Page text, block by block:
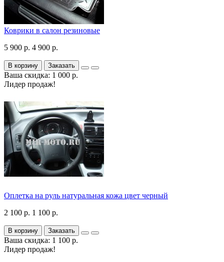
Коврики в салон резиновые
5 900 р. 4 900 р.
В корзину Заказать
Ваша скидка: 1 000 р.
Лидер продаж!
Оплетка на руль натуральная кожа цвет черный
2 100 р. 1 100 р.
В корзину Заказать
Ваша скидка: 1 100 р.
Лидер продаж!